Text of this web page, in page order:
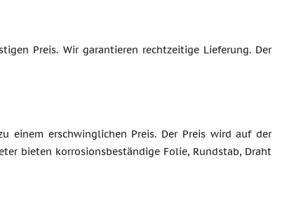
Preis. Wir garantieren rechtzeitige Lieferung. Der
einem erschwinglichen Preis. Der Preis wird auf der
bieten korrosionsbeständige Folie, Rundstab, Draht